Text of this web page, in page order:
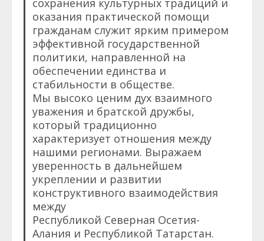
сохранения культурных традиций и
оказания практической помощи
гражданам служит ярким примером
эффективной государственной
политики, направленной на
обеспечении единства и
стабильности в обществе.
Мы высоко ценим дух взаимного
уважения и братской дружбы,
который традиционно
характеризует отношения между
нашими регионами. Выражаем
уверенность в дальнейшем
укреплении и развитии
конструктивного взаимодействия
между
Республикой Северная Осетия-
Алания и Республикой Татарстан.